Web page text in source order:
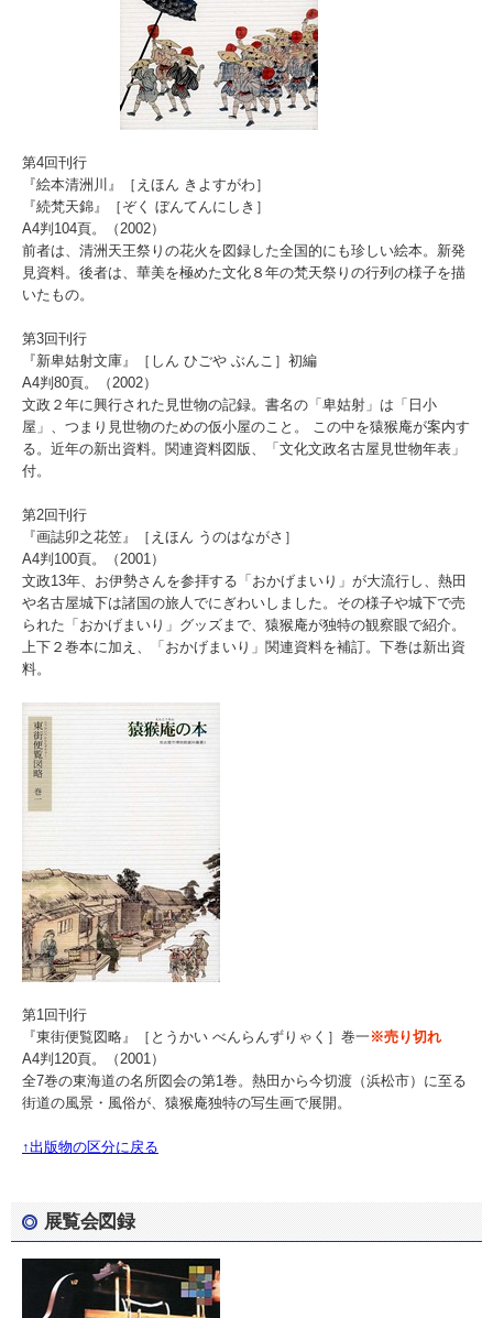
第4回刊行
『絵本清洲川』［えほん きよすがわ］
『続梵天錦』［ぞく ぼんてんにしき］
A4判104頁。（2002）
前者は、清洲天王祭りの花火を図録した全国的にも珍しい絵本。新発
見資料。後者は、華美を極めた文化８年の梵天祭りの行列の様子を描
いたもの。
第3回刊行
『新卑姑射文庫』［しん ひごや ぶんこ］初編
A4判80頁。（2002）
文政２年に興行された見世物の記録。書名の「卑姑射」は「日小
屋」、つまり見世物のための仮小屋のこと。 この中を猿猴庵が案内す
る。近年の新出資料。関連資料図版、「文化文政名古屋見世物年表」
付。
第2回刊行
『画誌卯之花笠』［えほん うのはながさ］
A4判100頁。（2001）
文政13年、お伊勢さんを参拝する「おかげまいり」が大流行し、熱田
や名古屋城下は諸国の旅人でにぎわいしました。その様子や城下で売
られた「おかげまいり」グッズまで、猿猴庵が独特の観察眼で紹介。
上下２巻本に加え、「おかげまいり」関連資料を補訂。下巻は新出資
料。
第1回刊行
『東街便覧図略』［とうかい べんらんずりゃく］巻一 ※売り切れ
A4判120頁。（2001）
全7巻の東海道の名所図会の第1巻。熱田から今切渡（浜松市）に至る
街道の風景・風俗が、猿猴庵独特の写生画で展開。
↑出版物の区分に戻る
展覧会図録